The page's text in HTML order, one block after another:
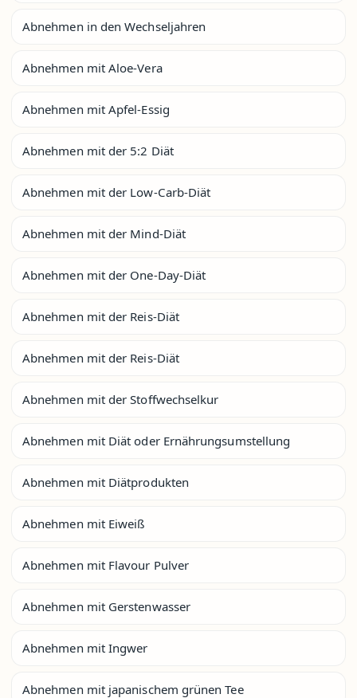
Abnehmen in den Wechseljahren
Abnehmen mit Aloe-Vera
Abnehmen mit Apfel-Essig
Abnehmen mit der 5:2 Diät
Abnehmen mit der Low-Carb-Diät
Abnehmen mit der Mind-Diät
Abnehmen mit der One-Day-Diät
Abnehmen mit der Reis-Diät
Abnehmen mit der Reis-Diät
Abnehmen mit der Stoffwechselkur
Abnehmen mit Diät oder Ernährungsumstellung
Abnehmen mit Diätprodukten
Abnehmen mit Eiweiß
Abnehmen mit Flavour Pulver
Abnehmen mit Gerstenwasser
Abnehmen mit Ingwer
Abnehmen mit japanischem grünen Tee